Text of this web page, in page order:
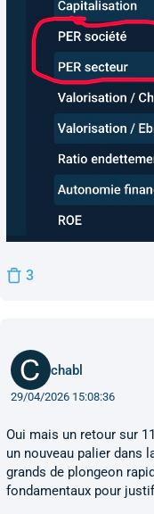
3
chabl
29/04/2026 15:08:36
Oui mais un retour sur
un nouveau palier dans
grands de plongeon
fondamentaux pour